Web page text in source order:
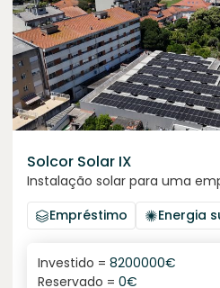
Solcor Solar IX
Instalação solar para uma
Empréstimo
Energia
6.1%
juro anual
Investido = 8200000€
Reservado = 0€